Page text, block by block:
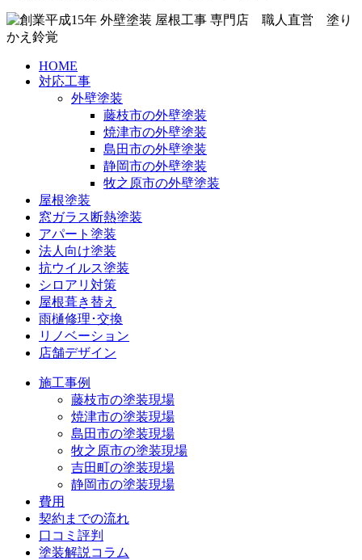
HOME
対応工事
外壁塗装
藤枝市の外壁塗装
焼津市の外壁塗装
島田市の外壁塗装
静岡市の外壁塗装
牧之原市の外壁塗装
屋根塗装
窓ガラス断熱塗装
アパート塗装
法人向け塗装
抗ウイルス塗装
シロアリ対策
屋根葺き替え
雨樋修理･交換
リノベーション
店舗デザイン
施工事例
藤枝市の塗装現場
焼津市の塗装現場
島田市の塗装現場
牧之原市の塗装現場
吉田町の塗装現場
静岡市の塗装現場
費用
契約までの流れ
口コミ評判
塗装解説コラム